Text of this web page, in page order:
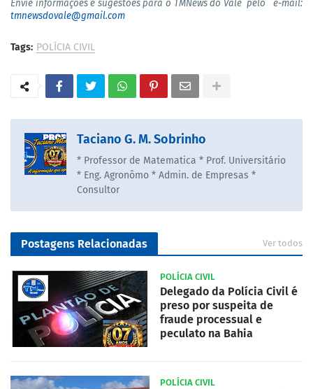
Envie informações e sugestões para o TMNews do Vale pelo e-mail:
tmnewsdovale@gmail.com
Tags: POLÍCIA CIVIL
Taciano G. M. Sobrinho
* Professor de Matematica * Prof. Universitário
* Eng. Agronômo * Admin. de Empresas *
Consultor
Postagens Relacionadas Ver todos
POLÍCIA CIVIL
Delegado da Polícia Civil é
preso por suspeita de
fraude processual e
peculato na Bahia
POLÍCIA CIVIL